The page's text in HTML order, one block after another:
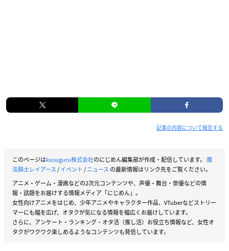
記事の内容について報告する
このページはkusuguru株式会社のにじめん編集部が作成・配信しています。 魔
法騎士レイアース/イベント /ニュース の最新情報はリンク先をご覧ください。
アニメ・ゲーム・漫画などの2次元コンテンツや、声優・舞台・俳優などの情
報・話題をお届けする情報メディア「にじめん」。
女性向けアニメをはじめ、少年アニメやキャラクター作品、VTuberなどストリー
マーにも幅を広げ、オタクが気になる情報を幅広くお届けしています。
さらに、アンケート・ランキング・オタ活（推し活）お役立ち情報など、女性オ
タクがワクワク楽しめるようなコンテンツも発信しています。